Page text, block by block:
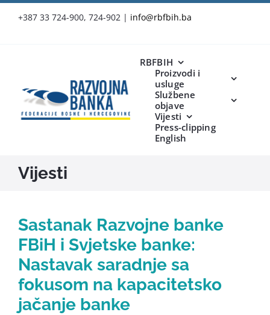
+387 33 724-900, 724-902 | info@rbfbih.ba
RBFBIH
Proizvodi i
usluge
Službene
objave
Vijesti
Press-clipping
English
Vijesti
Sastanak Razvojne banke
FBiH i Svjetske banke:
Nastavak saradnje sa
fokusom na kapacitetsko
jačanje banke